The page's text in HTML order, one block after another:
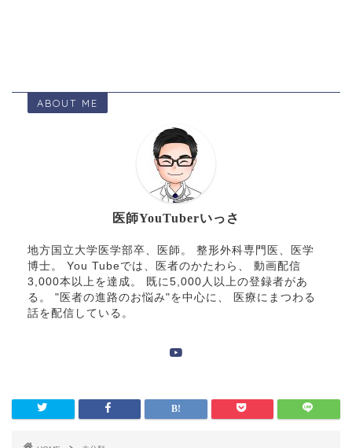
ABOUT ME
医師YouTuberいっさ
地方国立大学医学部卒、医師。 整形外科専門医、医学
博士。 You Tubeでは、医者のかたわら、 動画配信
3,000本以上を達成。 既に5,000人以上の登録者があ
る。 "医者の進路のお悩み"を中心に、 医療にまつわる
話を配信している。